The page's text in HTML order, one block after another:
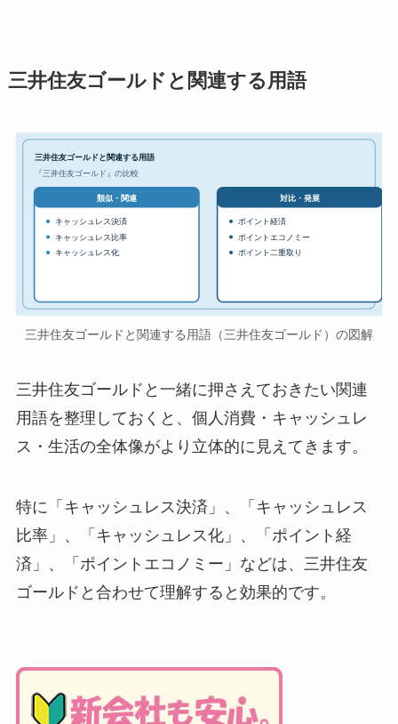
三井住友ゴールドと関連する用語
三井住友ゴールドと関連する用語
『三井住友ゴールド』の比較
類似・関連
キャッシュレス決済
キャッシュレス比率
キャッシュレス化
対比・発展
ポイント経済
ポイントエコノミー
ポイント二重取り
三井住友ゴールドと関連する用語（三井住友ゴールド）の図解
三井住友ゴールドと一緒に押さえておきたい関連
用語を整理しておくと、個人消費・キャッシュレ
ス・生活の全体像がより立体的に見えてきます。
特に「キャッシュレス決済」、「キャッシュレス
比率」、「キャッシュレス化」、「ポイント経
済」、「ポイントエコノミー」などは、三井住友
ゴールドと合わせて理解すると効果的です。